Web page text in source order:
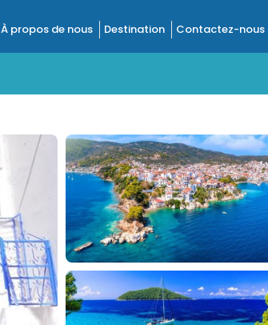
À propos de nous Destination Contactez-nous